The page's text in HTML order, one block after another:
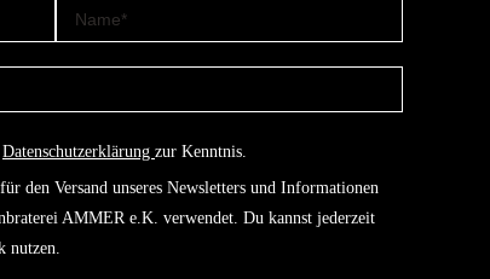
Datenschutzerklärung zur Kenntnis.
den Versand unseres Newsletters und Informationen
AMMER e.K. verwendet. Du kannst jederzeit
nutzen.